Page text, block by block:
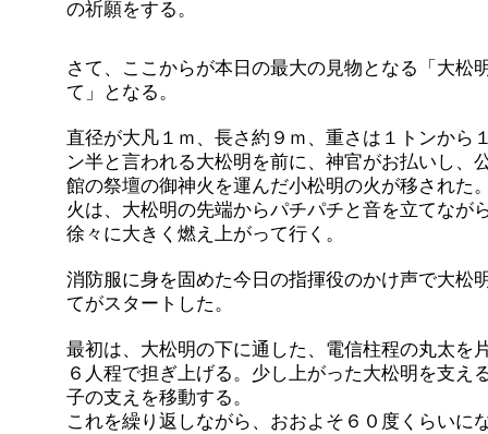
の祈願をする。
さて、ここからが本日の最大の見物となる「大松
て」となる。
直径が大凡１ｍ、長さ約９ｍ、重さは１トンから
ン半と言われる大松明を前に、神官がお払いし、
館の祭壇の御神火を運んだ小松明の火が移された
火は、大松明の先端からパチパチと音を立てなが
徐々に大きく燃え上がって行く。
消防服に身を固めた今日の指揮役のかけ声で大松
てがスタートした。
最初は、大松明の下に通した、電信柱程の丸太を
６人程で担ぎ上げる。少し上がった大松明を支え
子の支えを移動する。
これを繰り返しながら、おおよそ６０度くらいに